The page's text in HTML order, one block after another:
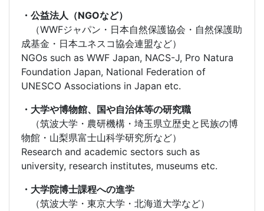
・公益法人（NGOなど）
（WWFジャパン・日本自然保護協会・自然保護助
成基金・日本ユネスコ協会連盟など）
NGOs such as WWF Japan, NACS-J, Pro Natura
Foundation Japan, National Federation of
UNESCO Associations in Japan etc.
・大学や博物館、国や自治体等の研究職
（筑波大学・農研機構・埼玉県立歴史と民族の博
物館・山梨県富士山科学研究所など）
Research and academic sectors such as
university, research institutes, museums etc.
・大学院博士課程への進学
（筑波大学・東京大学・北海道大学など）